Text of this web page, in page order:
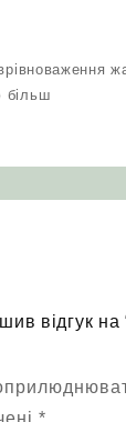
більш
відгук
*